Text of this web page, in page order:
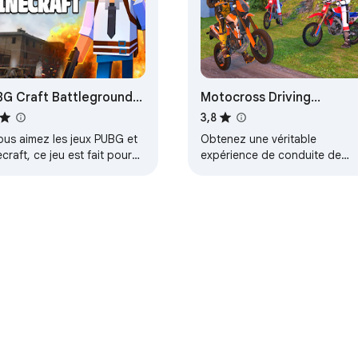
Craft Battlegrounds
Game
aimez les jeux PUBG et
ce jeu est fait pour
Motocross Driving
Simulator Game
3,8
Obtenez une véritable
expérience de conduite de